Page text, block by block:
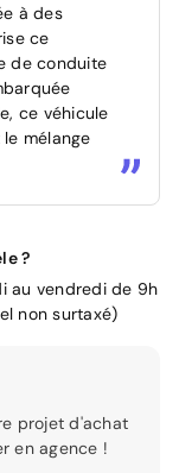
à des
ce
de conduite
ce véhicule
mélange
?
au vendredi de 9h
non surtaxé)
projet d'achat
en agence !